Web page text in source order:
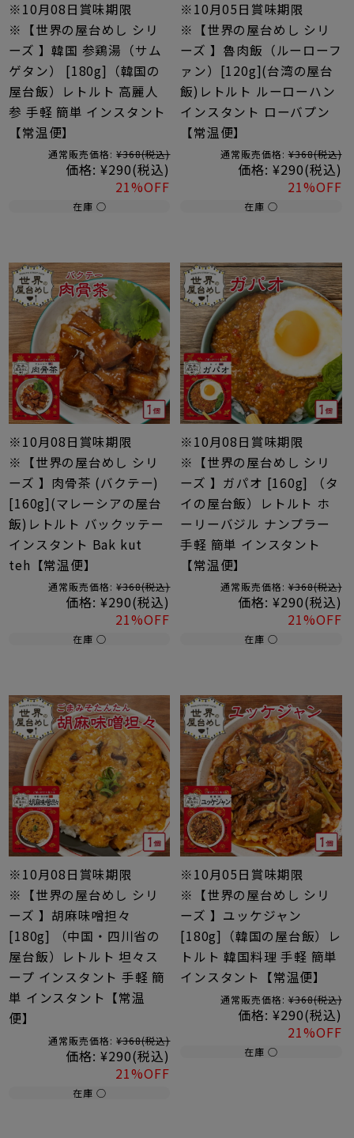
※10月08日賞味期限
※【世界の屋台めし シリ
ーズ 】韓国 参鶏湯（サム
ゲタン） [180g]（韓国の
屋台飯）レトルト 高麗人
参 手軽 簡単 インスタント
【常温便】
通常販売価格: ¥368(税込)
価格: ¥290(税込)
21%OFF
在庫 ○
※10月05日賞味期限
※【世界の屋台めし シリ
ーズ 】魯肉飯（ルーローフ
ァン）[120g](台湾の屋台
飯)レトルト ルーローハン
インスタント ローバプン
【常温便】
通常販売価格: ¥368(税込)
価格: ¥290(税込)
21%OFF
在庫 ○
※10月08日賞味期限
※【世界の屋台めし シリ
ーズ 】肉骨茶 (バクテー)
[160g](マレーシアの屋台
飯)レトルト バックッテー
インスタント Bak kut
teh【常温便】
通常販売価格: ¥368(税込)
価格: ¥290(税込)
21%OFF
在庫 ○
※10月08日賞味期限
※【世界の屋台めし シリ
ーズ 】ガパオ [160g] （タ
イの屋台飯）レトルト ホ
ーリーバジル ナンプラー
手軽 簡単 インスタント
【常温便】
通常販売価格: ¥368(税込)
価格: ¥290(税込)
21%OFF
在庫 ○
※10月08日賞味期限
※【世界の屋台めし シリ
ーズ 】胡麻味噌担々
[180g] （中国・四川省の
屋台飯）レトルト 坦々ス
ープ インスタント 手軽 簡
単 インスタント【常温
便】
通常販売価格: ¥368(税込)
価格: ¥290(税込)
21%OFF
在庫 ○
※10月05日賞味期限
※【世界の屋台めし シリ
ーズ 】ユッケジャン
[180g]（韓国の屋台飯）レ
トルト 韓国料理 手軽 簡単
インスタント【常温便】
通常販売価格: ¥368(税込)
価格: ¥290(税込)
21%OFF
在庫 ○